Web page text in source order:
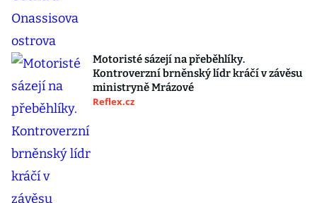
Motoristé sázejí na přeběhlíky.
Kontroverzní brněnský lídr kráčí v závěsu
ministryně Mrázové
Reflex.cz